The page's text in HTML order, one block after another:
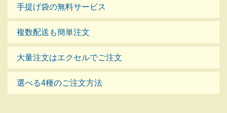
手提げ袋の無料サービス
複数配送も簡単注文
大量注文はエクセルでご注文
選べる4種のご注文方法